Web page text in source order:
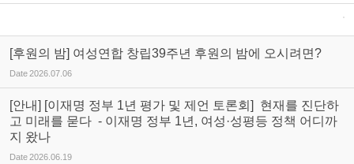
[후원의 밤] 여성연합 창립39주년 후원의 밤에 오시려면?
Date2026.07.06
[안내] [이재명 정부 1년 평가 및 제언 토론회] 현재를 진단하
고 미래를 묻다 - 이재명 정부 1년, 여성·성평등 정책 어디까
지 왔나
Date2026.06.19